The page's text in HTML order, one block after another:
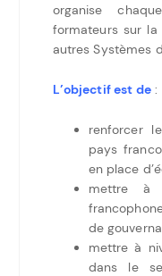
organise
formateurs sur la
autres Systèmes
L’objectif est de:
renforcer
pays
en place
mettre à
de
mettre à
dans le